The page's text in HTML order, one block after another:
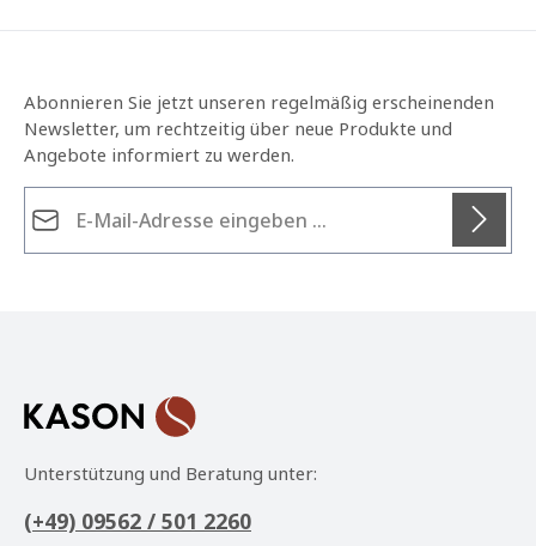
Abonnieren Sie jetzt unseren regelmäßig erscheinenden
Newsletter, um rechtzeitig über neue Produkte und
Angebote informiert zu werden.
Unterstützung und Beratung unter:
(+49) 09562 / 501 2260